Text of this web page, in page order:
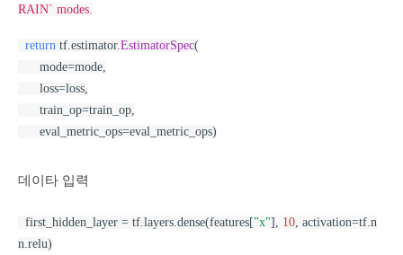
RAIN` modes.
return tf.estimator. EstimatorSpec(
mode=mode,
loss=loss,
train_op=train_op,
eval_metric_ops=eval_metric_ops)
데이타 입력
first_hidden_layer = tf.layers.dense(features["x"], 10, activation=tf.n
n.relu)